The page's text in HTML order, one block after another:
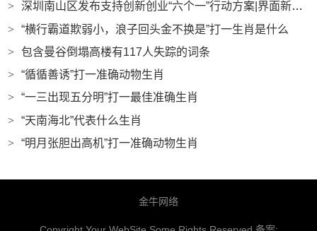
>
深圳南山区发布支持创新创业“六个一”行动方案|界面新闻 · 快讯
>
“横行霸道欺弱小，浪子回头金不换是”打一生肖是什么
>
包含曼谷倒塌高楼有117人失踪的词条
>
“循循善诱”打一准确动物生肖
>
“一三出现五分明”打一最佳准确生肖
>
“天南海北”代表什么生肖
>
“明月张胆出高机”打一准确动物生肖
金牛网络